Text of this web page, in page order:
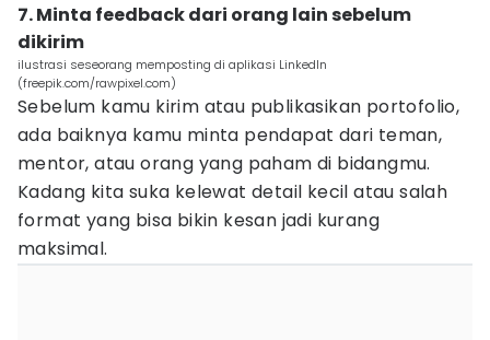
7. Minta feedback dari orang lain sebelum
dikirim
ilustrasi seseorang memposting di aplikasi LinkedIn
(freepik.com/rawpixel.com)
Sebelum kamu kirim atau publikasikan portofolio,
ada baiknya kamu minta pendapat dari teman,
mentor, atau orang yang paham di bidangmu.
Kadang kita suka kelewat detail kecil atau salah
format yang bisa bikin kesan jadi kurang
maksimal.